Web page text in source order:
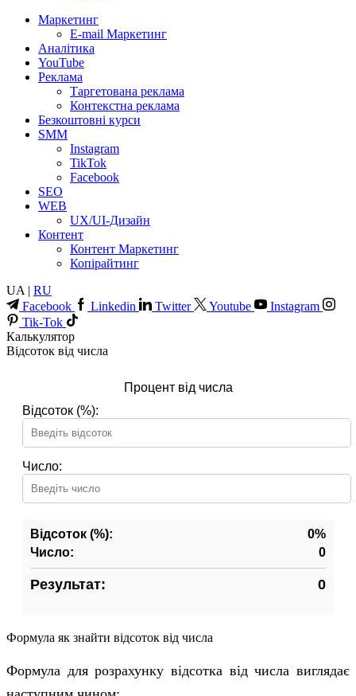
Маркетинг
E-mail Маркетинг
Аналітика
YouTube
Реклама
Таргетована реклама
Контекстна реклама
Безкоштовні курси
SMM
Instagram
TikTok
Facebook
SEO
WEB
UX/UI-Дизайн
Контент
Контент Маркетинг
Копірайтинг
UA | RU
Facebook
Linkedin Twitter Youtube
Instagram
Tik-Tok
Калькулятор
Відсоток від числа
Процент від числа
Відсоток (%):
Число:
Відсоток (%):
0%
Число:
0
Результат: 0
Формула як знайти відсоток від числа
Формула для розрахунку відсотка від числа виглядає